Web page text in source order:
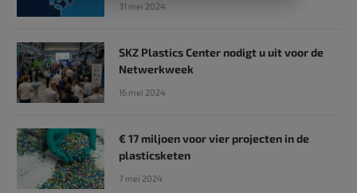
31 mei 2024
SKZ Plastics Center nodigt u uit voor de
Netwerkweek
16 mei 2024
€ 17 miljoen voor vier projecten in de
plasticsketen
7 mei 2024